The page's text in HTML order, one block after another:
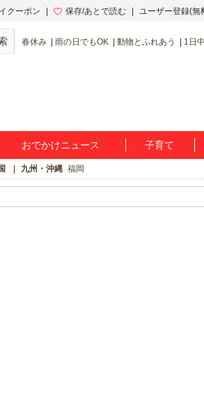
クーポン 保存/あとで読む ユーザー登録(無
春休み 雨の日でもOK 動物とふれあう 1日
おでかけニュース 子育て
九州・沖縄 福岡